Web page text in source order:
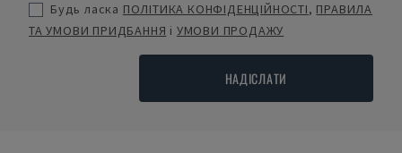
Будь ласка ПОЛІТИКА КОНФІДЕНЦІЙНОСТІ, ПРАВИЛА
ТА УМОВИ ПРИДБАННЯ і УМОВИ ПРОДАЖУ
НАДІСЛАТИ